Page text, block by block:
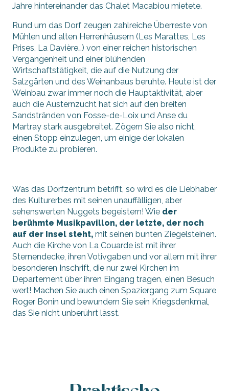
Jahre hintereinander das Chalet Macabiou mietete.
Rund um das Dorf zeugen zahlreiche Überreste von
Mühlen und alten Herrenhäusern (Les Marattes, Les
Prises, La Davière…) von einer reichen historischen
Vergangenheit und einer blühenden
Wirtschaftstätigkeit, die auf die Nutzung der
Salzgärten und des Weinanbaus beruhte. Heute ist der
Weinbau zwar immer noch die Hauptaktivität, aber
auch die Austernzucht hat sich auf den breiten
Sandstränden von Fosse-de-Loix und Anse du
Martray stark ausgebreitet. Zögern Sie also nicht,
einen Stopp einzulegen, um einige der lokalen
Produkte zu probieren.
Was das Dorfzentrum betrifft, so wird es die Liebhaber
des Kulturerbes mit seinen unauffälligen, aber
sehenswerten Nuggets begeistern! Wie der
berühmte Musikpavillon, der letzte, der noch
auf der Insel steht, mit seinen bunten Ziegelsteinen.
Auch die Kirche von La Couarde ist mit ihrer
Sternendecke, ihren Votivgaben und vor allem mit ihrer
besonderen Inschrift, die nur zwei Kirchen im
Departement über ihren Eingang tragen, einen Besuch
wert! Machen Sie auch einen Spaziergang zum Square
Roger Bonin und bewundern Sie sein Kriegsdenkmal,
das Sie nicht unberührt lässt.